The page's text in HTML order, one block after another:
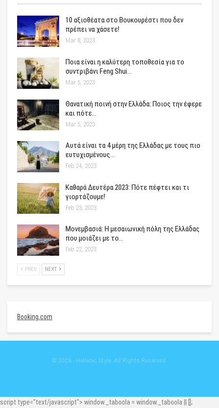
10 αξιοθέατα στο Βουκουρέστι που δεν
πρέπει να χάσετε!
Mar 8, 2023
Ποια είναι η καλύτερη τοποθεσία για το
συντριβάνι Feng Shui…
Mar 5, 2023
Θανατική ποινή στην Ελλάδα: Ποιος την έφερε
και πότε…
Mar 5, 2023
Αυτά είναι τα 4 μέρη της Ελλάδας με τους πιο
ευτυχισμένους…
Feb 24, 2023
Καθαρά Δευτέρα 2023: Πότε πέφτει και τι
γιορτάζουμε!
Feb 23, 2023
Μονεμβασιά: Η μεσαιωνική πόλη της Ελλάδας
που μοιάζει με το…
Feb 22, 2023
PREV NEXT
Booking.com
© 2026 - Hellenic Style. All Rights Reserved.
script type="text/javascript"> window._taboola = window._taboola || [];